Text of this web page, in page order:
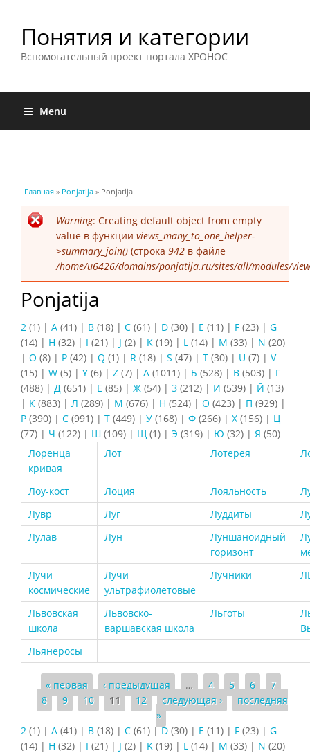
Понятия и категории
Вспомогательный проект портала ХРОНОС
Menu
Вы здесь
Главная » Ponjatija » Ponjatija
Сообщение об ошибке
Warning: Creating default object from empty
value в функции views_many_to_one_helper-
>summary_join() (строка 942 в файле
/home/u6426/domains/ponjatija.ru/sites/all/modules/
Ponjatija
2 (1) | A (41) | B (18) | C (61) | D (30) | E (11) | F (23) | G
(14) | H (32) | I (21) | J (2) | K (19) | L (14) | M (33) | N (20)
| O (8) | P (42) | Q (1) | R (18) | S (47) | T (30) | U (7) | V
(15) | W (5) | Y (6) | Z (7) | А (1011) | Б (528) | В (503) | Г
(488) | Д (651) | Е (85) | Ж (54) | З (212) | И (539) | Й (13)
| К (883) | Л (289) | М (676) | Н (524) | О (423) | П (929) |
Р (390) | С (991) | Т (449) | У (168) | Ф (266) | Х (156) | Ц
(77) | Ч (122) | Ш (109) | Щ (1) | Э (319) | Ю (32) | Я (50)
Лоренца
кривая
Лот Лотерея
Лоу-кост Лоция Лояльность
Лувр
Луг Луддиты
Лулав
Лун
Луншаноидный
горизонт
Лучи
космические
Лучи
ультрафиолетовые
Лучники
Львовская
школа
Львовско-
варшавская школа
Льготы
Льянеросы
Страницы
« первая ‹ предыдущая … 4 5 6
7
8
9 10 11 12 следующая ›
последняя
»
2 (1) | A (41) | B (18) | C (61) |D (30) | E (11) | F (23) | G
(14) | H (32) | I (21) | J (2) | K (19) | L (14) | M (33) | N (20)